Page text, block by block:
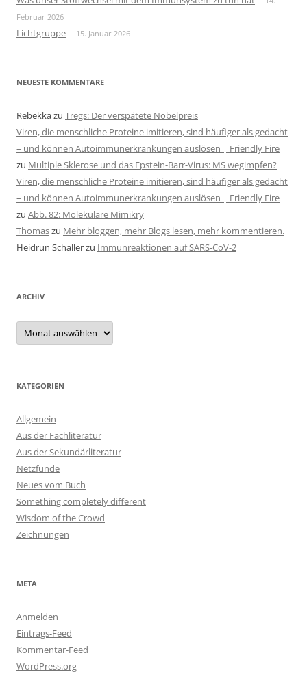
Februar 2026
Lichtgruppe 15. Januar 2026
NEUESTE KOMMENTARE
Rebekkazu Tregs: Der verspätete Nobelpreis
Viren, die menschliche Proteine imitieren, sind häufiger als gedacht
– und können Autoimmunerkrankungen auslösen | Friendly Fire
zu Multiple Sklerose und das Epstein-Barr-Virus: MS wegimpfen?
Viren, die menschliche Proteine imitieren, sind häufiger als gedacht
– und können Autoimmunerkrankungen auslösen | Friendly Fire
zu Abb. 82: Molekulare Mimikry
Thomaszu Mehr bloggen, mehr Blogs lesen, mehr kommentieren.
Heidrun Schallerzu Immunreaktionen auf SARS-CoV-2
ARCHIV
Archiv
KATEGORIEN
Allgemein
Aus der Fachliteratur
Aus der Sekundärliteratur
Netzfunde
Neues vom Buch
Something completely different
Wisdom of the Crowd
Zeichnungen
META
Anmelden
Eintrags-Feed
Kommentar-Feed
WordPress.org